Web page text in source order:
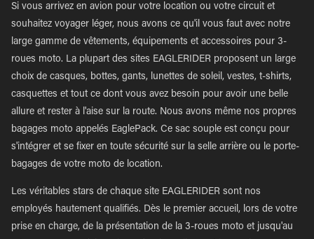
Si vous arrivez en avion pour votre location ou votre circuit et
souhaitez voyager léger, nous avons ce qu'il vous faut avec notre
large gamme de vêtements, équipements et accessoires pour 3-
roues moto. La plupart des sites EAGLERIDER proposent un large
choix de casques, bottes, gants, lunettes de soleil, vestes, t-shirts,
casquettes et tout ce dont vous avez besoin pour avoir une belle
allure et rester à l'aise sur la route. Nous avons même nos propres
bagages moto appelés EaglePack. Ce sac souple est conçu pour
s'intégrer et se fixer en toute sécurité sur la selle arrière ou le porte-
bagages de votre moto de location.
Les véritables stars de chaque site EAGLERIDER sont nos
employés hautement qualifiés. Dès le premier accueil, lors de votre
prise en charge, de la présentation de la 3-roues moto et jusqu'au